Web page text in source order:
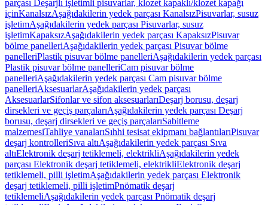
parçası Deşarjlı işletimli pisuvarlar, klozet kapaklı/klozet kapağı
içinKanalsızAşağıdakilerin yedek parçası KanalsızPisuvarlar, susuz
işletimAşağıdakilerin yedek parçası Pisuvarlar, susuz
işletimKapaksızAşağıdakilerin yedek parçası KapaksızPisuvar
bölme panelleriAşağıdakilerin yedek parçası Pisuvar bölme
panelleriPlastik pisuvar bölme panelleriAşağıdakilerin yedek parçası
Plastik pisuvar bölme panelleriCam pisuvar bölme
panelleriAşağıdakilerin yedek parçası Cam pisuvar bölme
panelleriAksesuarlarAşağıdakilerin yedek parçası
AksesuarlarSifonlar ve sifon aksesuarlarıDeşarj borusu, deşarj
dirsekleri ve geçiş parçalarıAşağıdakilerin yedek parçası Deşarj
borusu, deşarj dirsekleri ve geçiş parçalarıSabitleme
malzemesiTahliye vanalarıSıhhi tesisat ekipmanı bağlantılarıPisuvar
deşarj kontrolleriSıva altıAşağıdakilerin yedek parçası Sıva
altıElektronik deşarj tetiklemeli, elektrikliAşağıdakilerin yedek
parçası Elektronik deşarj tetiklemeli, elektrikliElektronik deşarj
tetiklemeli, pilli işletimAşağıdakilerin yedek parçası Elektronik
deşarj tetiklemeli, pilli işletimPnömatik deşarj
tetiklemeliAşağıdakilerin yedek parçası Pnömatik deşarj